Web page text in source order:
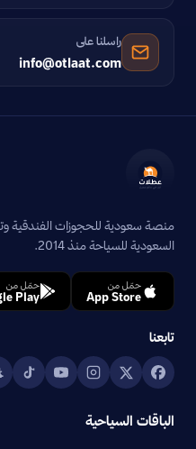
راسلنا على
info@otlaat.com
منصة سعودية للحجوزات الفندقية
السعودية للسياحة منذ 2014.
حمّل من
App Store
حمّل من
Play
تابعنا
الباقات السياحية